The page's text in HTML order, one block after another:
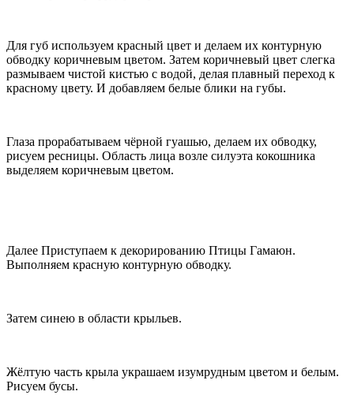
Для губ используем красный цвет и делаем их контурную
обводку коричневым цветом. Затем коричневый цвет слегка
размываем чистой кистью с водой, делая плавный переход к
красному цвету. И добавляем белые блики на губы.
Глаза прорабатываем чёрной гуашью, делаем их обводку,
рисуем ресницы. Область лица возле силуэта кокошника
выделяем коричневым цветом.
Далее Приступаем к декорированию Птицы Гамаюн.
Выполняем красную контурную обводку.
Затем синею в области крыльев.
Жёлтую часть крыла украшаем изумрудным цветом и белым.
Рисуем бусы.